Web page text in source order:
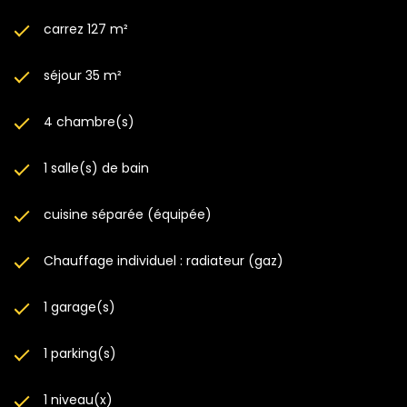
carrez 127 m²
séjour 35 m²
4 chambre(s)
1 salle(s) de bain
cuisine séparée (équipée)
Chauffage individuel : radiateur (gaz)
1 garage(s)
1 parking(s)
1 niveau(x)